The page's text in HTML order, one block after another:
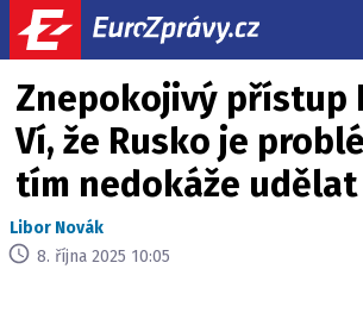
Znepokojivý přístup
Ví, že Rusko je
tím nedokáže udělat
Libor Novák
8. října 2025 10:05